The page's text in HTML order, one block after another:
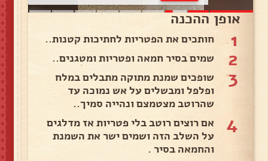
אופן ההכנה
1 חותכים את הפטריות לחתיכות קטנות..
2 שמים בסיר חמאה ופטריות ומטגנים..
3
שופכים שמנת מתוקה מתבלים במלח
ופלפל ומבשלים על אש נמוכה עד
שהרוטב מצטמצם ונהייה סמיך..
4
אם רוצים רוטב בלי פטריות אז מדלגים
על השלב הזה ושמים ישר את השמנת
והחמאה בסיר .